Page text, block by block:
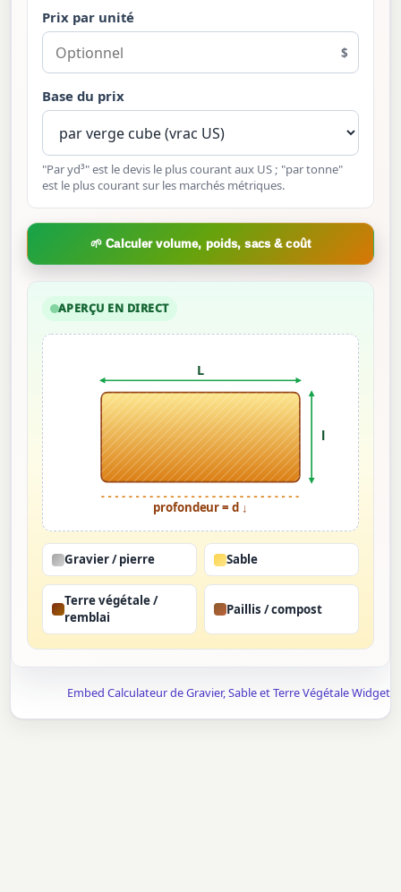
Prix par unité
$
Base du prix
"Par yd³" est le devis le plus courant aux US ; "par tonne"
est le plus courant sur les marchés métriques.
🌱 Calculer volume, poids, sacs & coût
APERÇU EN DIRECT
L
l
profondeur = d ↓
Gravier / pierre Sable
Terre végétale /
remblai
Paillis / compost
Embed Calculateur de Gravier, Sable et Terre Végétale Widget